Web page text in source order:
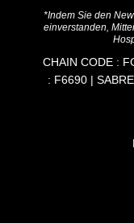
*Indem Sie den
einverstanden,
CHAIN CODE :
: F6690 |